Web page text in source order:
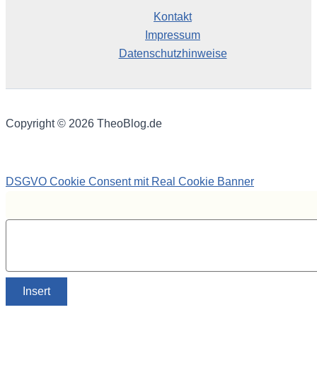
Kontakt
Impressum
Datenschutzhinweise
Copyright © 2026 TheoBlog.de
DSGVO Cookie Consent mit Real Cookie Banner
Insert